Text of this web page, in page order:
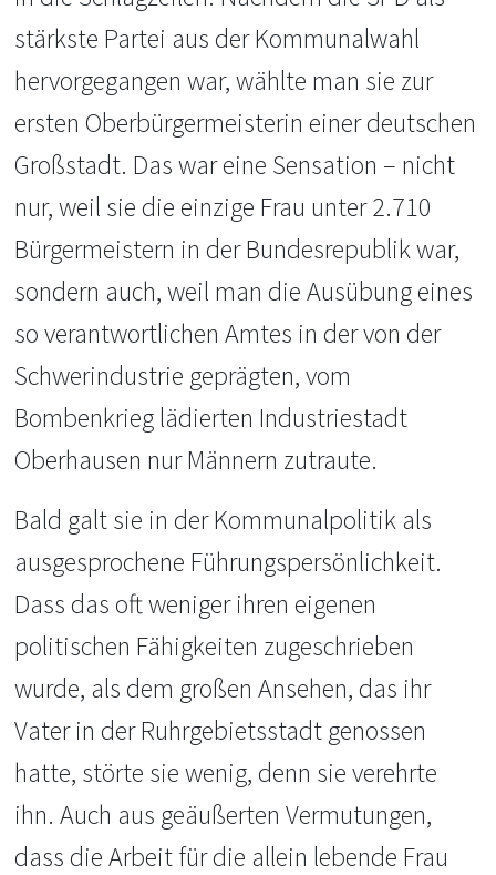
stärkste Partei aus der Kommunalwahl
hervorgegangen war, wählte man sie zur
ersten Oberbürgermeisterin einer deutschen
Großstadt. Das war eine Sensation – nicht
nur, weil sie die einzige Frau unter 2.710
Bürgermeistern in der Bundesrepublik war,
sondern auch, weil man die Ausübung eines
so verantwortlichen Amtes in der von der
Schwerindustrie geprägten, vom
Bombenkrieg lädierten Industriestadt
Oberhausen nur Männern zutraute.
Bald galt sie in der Kommunalpolitik als
ausgesprochene Führungspersönlichkeit.
Dass das oft weniger ihren eigenen
politischen Fähigkeiten zugeschrieben
wurde, als dem großen Ansehen, das ihr
Vater in der Ruhrgebietsstadt genossen
hatte, störte sie wenig, denn sie verehrte
ihn. Auch aus geäußerten Vermutungen,
dass die Arbeit für die allein lebende Frau